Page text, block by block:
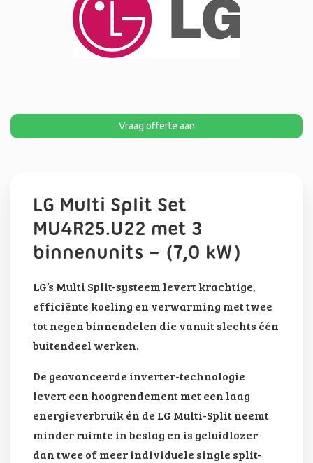
Vraag offerte aan
LG Multi Split Set
MU4R25.U22 met 3
binnenunits – (7,0 kW)
LG’s Multi Split-systeem levert krachtige,
efficiënte koeling en verwarming met twee
tot negen binnendelen die vanuit slechts één
buitendeel werken.
De geavanceerde inverter-technologie
levert een hoogrendement met een laag
energieverbruik én de LG Multi-Split neemt
minder ruimte in beslag en is geluidlozer
dan twee of meer individuele single split-